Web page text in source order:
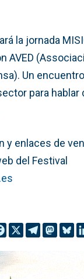
la jornada
AVED
Un
para hablar
y enlaces de
del Festival